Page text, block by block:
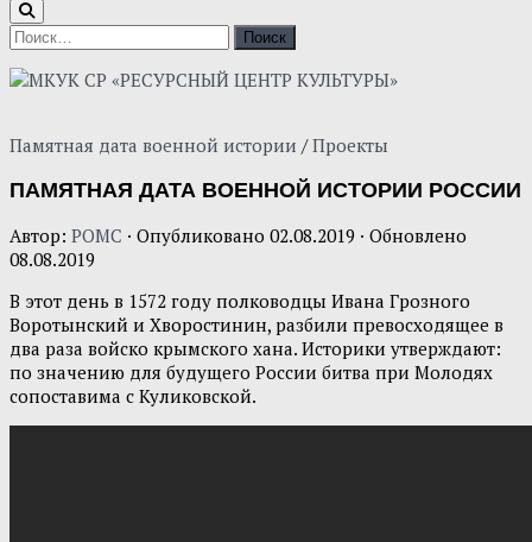
Найти:
Памятная дата военной истории / Проекты
ПАМЯТНАЯ ДАТА ВОЕННОЙ ИСТОРИИ РОССИИ
Автор: POMC · Опубликовано 02.08.2019 · Обновлено
08.08.2019
В этот день в 1572 году полководцы Ивана Грозного
Воротынский и Хворостинин, разбили превосходящее в
два раза войско крымского хана. Историки утверждают:
по значению для будущего России битва при Молодях
сопоставима с Куликовской.